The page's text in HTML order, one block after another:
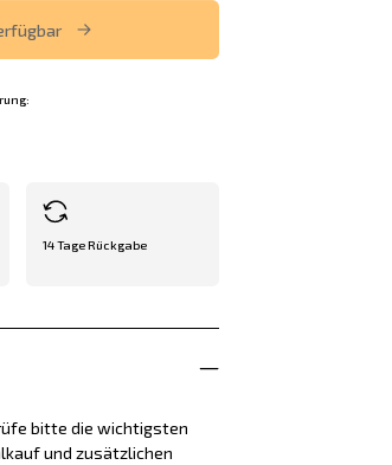
14 Tage Rückgabe
bitte die wichtigsten
und zusätzlichen